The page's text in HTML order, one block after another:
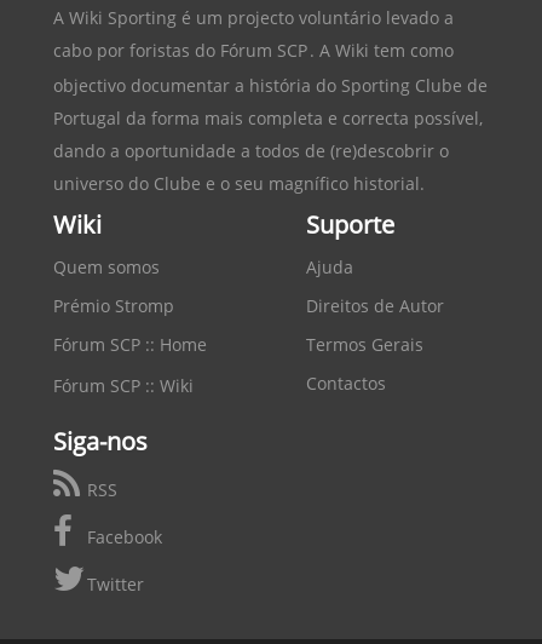
A Wiki Sporting é um projecto voluntário levado a
cabo por foristas do Fórum SCP. A Wiki tem como
objectivo documentar a história do Sporting Clube de
Portugal da forma mais completa e correcta possível,
dando a oportunidade a todos de (re)descobrir o
universo do Clube e o seu magnífico historial.
Wiki
Quem somos
Prémio Stromp
Fórum SCP :: Home
Fórum SCP :: Wiki
Suporte
Ajuda
Direitos de Autor
Termos Gerais
Contactos
Siga-nos
RSS
Facebook
Twitter